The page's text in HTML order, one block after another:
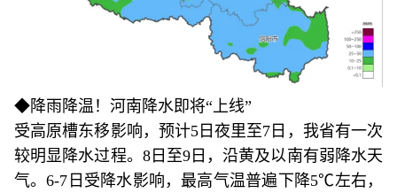
◆降雨降温！河南降水即将“上线”
受高原槽东移影响，预计5日夜里至7日，我省有一次
较明显降水过程。8日至9日，沿黄及以南有弱降水天
气。6-7日受降水影响，最高气温普遍下降5℃左右，